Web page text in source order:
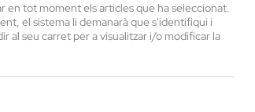
en tot moment els articles que ha seleccionat.
el sistema li demanarà que s'identifiqui i
al seu carret per a visualitzar i/o modificar la